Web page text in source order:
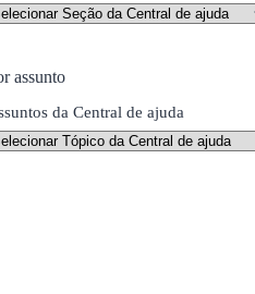
assunto
da Central de ajuda